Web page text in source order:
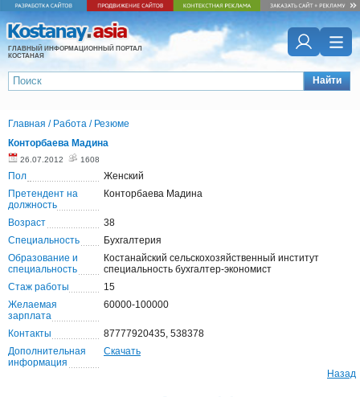
ГЛАВНЫЙ ИНФОРМАЦИОННЫЙ ПОРТАЛ
КОСТАНАЯ
Найти
Главная / Работа / Резюме
Конторбаева Мадина
26.07.2012 1608
Пол
Женский
Претендент на
должность
Конторбаева Мадина
Возраст
38
Специальность
Бухгалтерия
Образование и
специальность
Костанайский сельскохозяйственный институт
специальность бухгалтер-экономист
Стаж работы
15
Желаемая
зарплата
60000-100000
Контакты
87777920435, 538378
Дополнительная
информация
Скачать
Назад